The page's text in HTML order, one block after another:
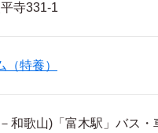
寺331-1
特養）
和歌山)「富木駅」バス・